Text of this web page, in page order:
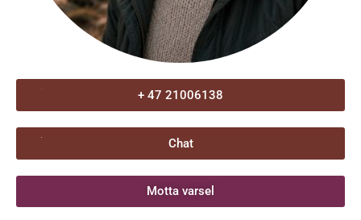
+ 47 21006138
Chat
Motta varsel